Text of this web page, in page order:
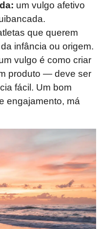
um vulgo afetivo
que querem
infância ou origem.
vulgo é como criar
produto — deve ser
fácil. Um bom
engajamento, má